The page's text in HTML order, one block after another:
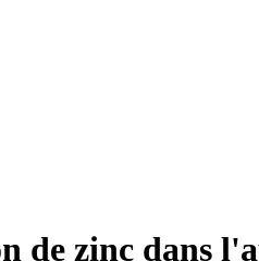
de zinc dans